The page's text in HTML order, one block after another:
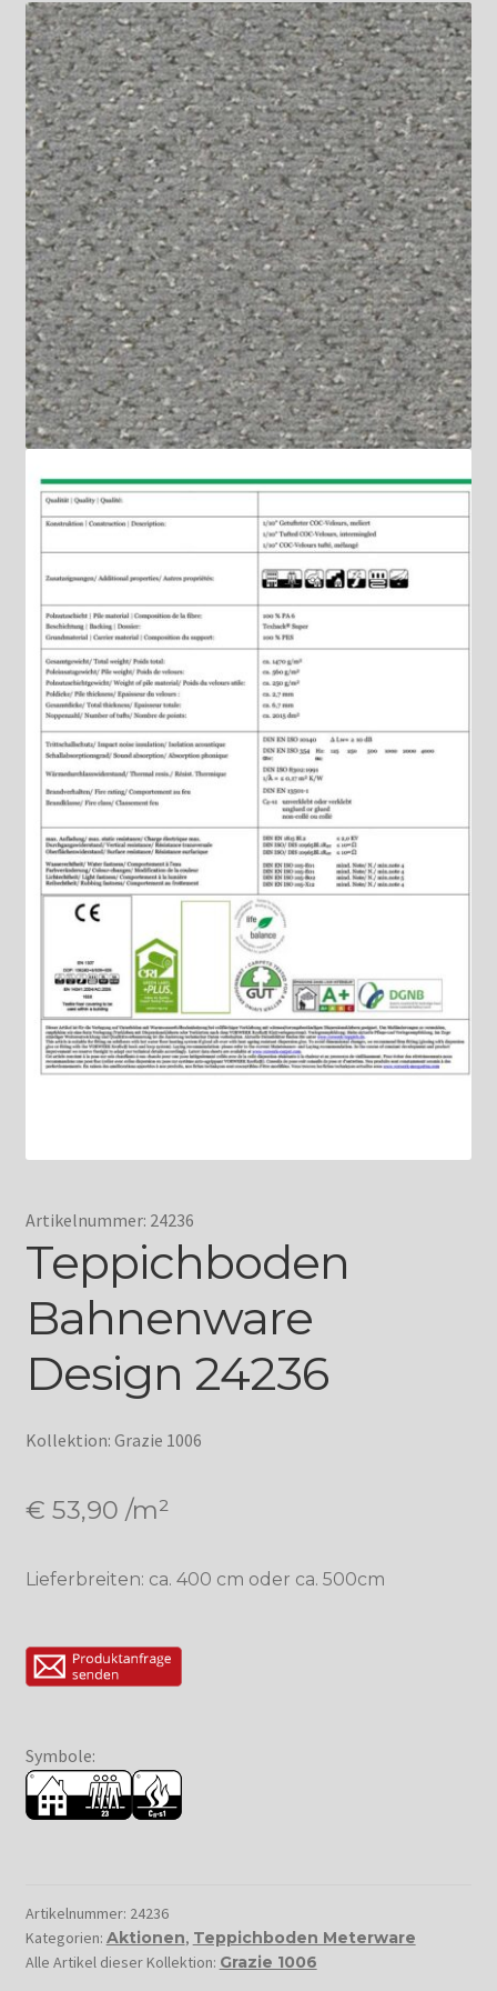
Artikelnummer: 24236
Teppichboden
Bahnenware
Design 24236
Kollektion: Grazie 1006
€ 53,90 /m²
Lieferbreiten: ca. 400 cm oder ca. 500cm
Symbole:
Artikelnummer: 24236
Kategorien: Aktionen, Teppichboden Meterware
Alle Artikel dieser Kollektion: Grazie 1006